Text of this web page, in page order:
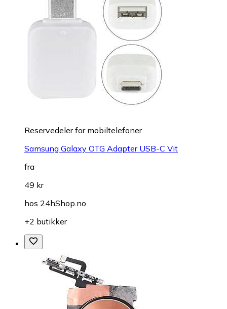
Reservedeler for mobiltelefoner
Samsung Galaxy OTG Adapter USB-C Vit
fra
49 kr
hos 24hShop.no
+2 butikker